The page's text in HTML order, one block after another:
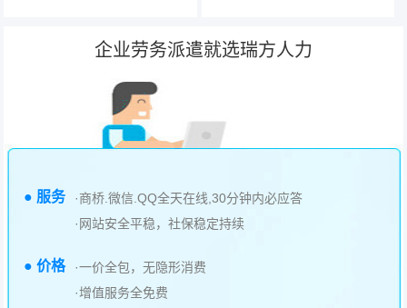
企业劳务派遣就选瑞方人力
● 服务
·商桥.微信.QQ全天在线,30分钟内必应答
·网站安全平稳，社保稳定持续
● 价格
·一价全包，无隐形消费
·增值服务全免费